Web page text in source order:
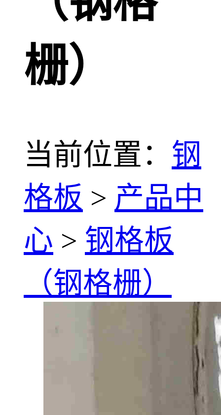
栅）
当前位置： 钢
格板 > 产品中
心 > 钢格板
（钢格栅）